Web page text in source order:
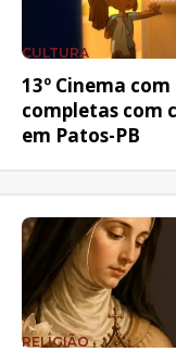
CULTURA
13º Cinema
completas com
em Patos-PB
RELIGIÃO